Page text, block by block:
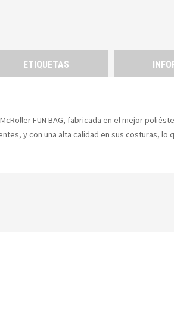
ETIQUETAS
FUN BAG, fabricada en el mejor
y con una alta calidad en sus costuras, lo